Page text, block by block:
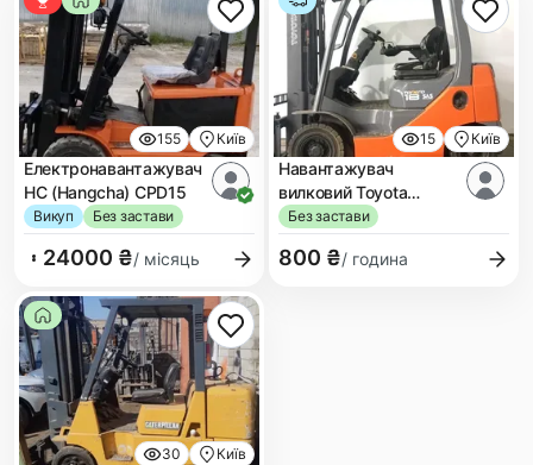
155 Київ
Електронавантажувач
HC (Hangcha) СPD15
Викуп Без застави
24000 ₴/ місяць
15 Київ
Навантажувач
вилковий Toyota
Tonero 18
Без застави
800 ₴/ година
30 Київ